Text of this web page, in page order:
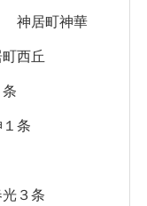
神居町神華
西丘
条
３条